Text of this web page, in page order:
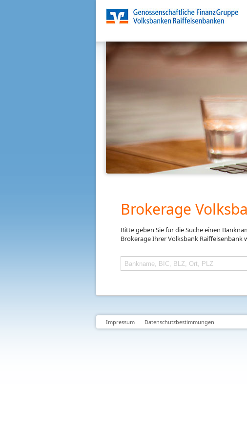
Brokerage
Bitte geben Sie für die Suche einen
Brokerage Ihrer Volksbank Raiffeisenbank
Impressum Datenschutzbestimmungen